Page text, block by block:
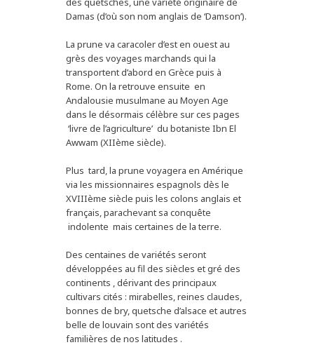
Damas (d’où son nom anglais de ‘Damson’).
La prune va caracoler d’est en ouest au
grès des voyages marchands qui la
transportent d’abord en Grèce puis à
Rome. On la retrouve ensuite en
Andalousie musulmane au Moyen Age
dans le désormais célèbre sur ces pages
‘livre de l’agriculture’ du botaniste Ibn El
Awwam (XIIème siècle).
Plus tard, la prune voyagera en Amérique
via les missionnaires espagnols dès le
XVIIIème siècle puis les colons anglais et
français, parachevant sa conquête
indolente mais certaines de la terre.
Des centaines de variétés seront
développées au fil des siècles et gré des
continents , dérivant des principaux
cultivars cités : mirabelles, reines claudes,
bonnes de bry, quetsche d’alsace et autres
belle de louvain sont des variétés
familières de nos latitudes .